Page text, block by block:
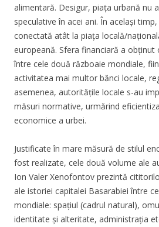
alimentară. Desigur, piața urbană nu
speculative în acei ani. În același
conectată atât la piața locală/
europeană. Sfera financiară a
între cele două războaie mondiale,
activitatea mai multor bănci locale,
asemenea, autoritățile locale s-au
măsuri normative, urmărind
economice a urbei.
Justificate în mare măsură de stilul
fost realizate, cele două volume ale
Ion Valer Xenofontov prezintă
ale istoriei capitalei Basarabiei între
mondiale: spațiul (cadrul natural),
identitate și alteritate, administrația